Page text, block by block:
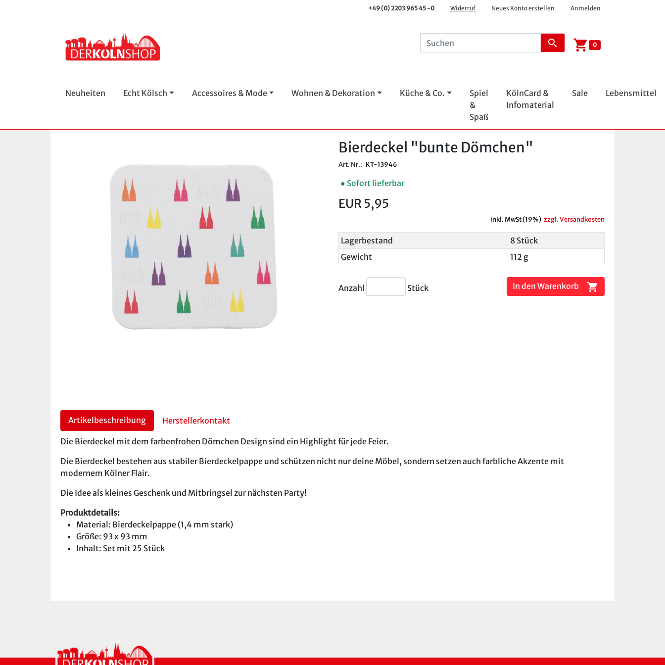
+49 (0) 2203 965 45 -0 Widerruf Neues Konto erstellen Anmelden
search shopping_cart 0
Neuheiten Echt Kölsch Accessoires & Mode Wohnen & Dekoration Küche & Co.
Spiel
&
Spaß
KölnCard &
Infomaterial
Sale Lebensmittel
Bierdeckel "bunte Dömchen"
Art. Nr.: KT-13946
● Sofort lieferbar
EUR 5,95
inkl. MwSt (19%) zzgl. Versandkosten
Lagerbestand
8 Stück
Gewicht
112 g
Anzahl Stück In den Warenkorb shopping_cart
Artikelbeschreibung Herstellerkontakt
Die Bierdeckel mit dem farbenfrohen Dömchen Design sind ein Highlight für jede Feier.
Die Bierdeckel bestehen aus stabiler Bierdeckelpappe und schützen nicht nur deine Möbel, sondern setzen auch farbliche Akzente mit
modernem Kölner Flair.
Die Idee als kleines Geschenk und Mitbringsel zur nächsten Party!
Produktdetails:
Material: Bierdeckelpappe (1,4 mm stark)
Größe: 93 x 93 mm
Inhalt: Set mit 25 Stück